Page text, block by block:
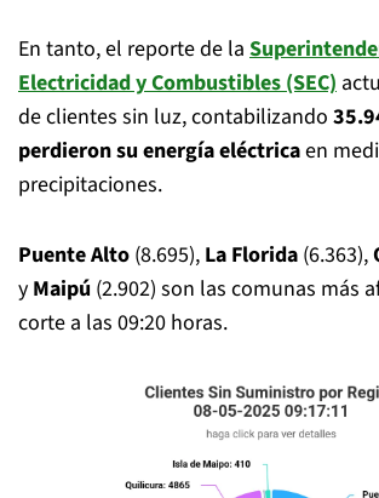
En tanto, el reporte de la
Electricidad y Combustibles (SEC)
de clientes sin luz, contabilizando
perdieron su energía eléctricaen
precipitaciones.
Puente Alto (8.695), La Florida (6.363),
y Maipú (2.902) son las comunas más
corte a las 09:20 horas.